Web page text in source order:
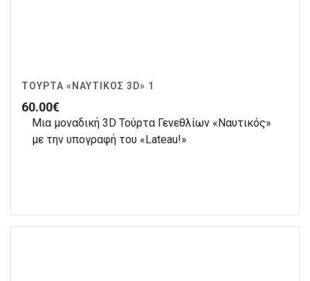
ΤΟΎΡΤΑ «ΝΑΥΤΙΚΌΣ 3D» 1
60.00€
Μια μοναδική 3D Τούρτα Γενεθλίων «Ναυτικός»
με την υπογραφή του «Lateau!»